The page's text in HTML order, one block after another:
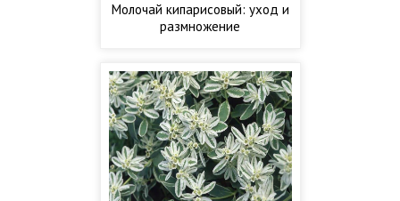
Молочай кипарисовый: уход и
размножение